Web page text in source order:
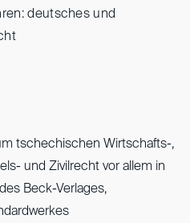
deutsches und
tschechischen Wirtschafts-,
und Zivilrecht vor allem in
Beck-Verlages,